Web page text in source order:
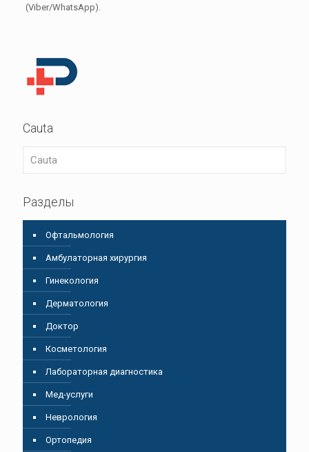
(Viber/WhatsApp).
Cauta
Разделы
Oфтальмология
Амбулаторная хирургия
Гинекология
Дерматология
Доктор
Косметология
Лабораторная диагностика
Мед-услуги
Неврология
Ортопедия